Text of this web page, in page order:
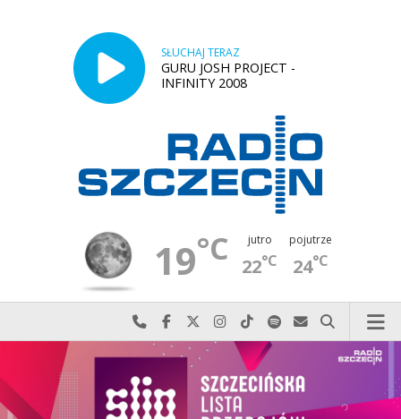
SŁUCHAJ TERAZ
GURU JOSH PROJECT -
INFINITY 2008
19°C jutro
22°C
pojutrze
24°C
Najlepiej po prostu do nas zadzwoń
Odwiedź nas na Facebook-u
Odwiedź nas na X
Odwiedź nas na Instagram-ie
Odwiedź nas na TikTok-u
Szukaj nas na Spotify
Wyślij do nas
Szukaj